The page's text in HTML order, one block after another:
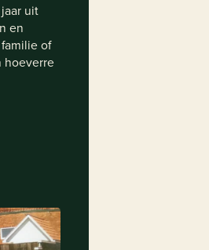
uit
en
of
hoeverre